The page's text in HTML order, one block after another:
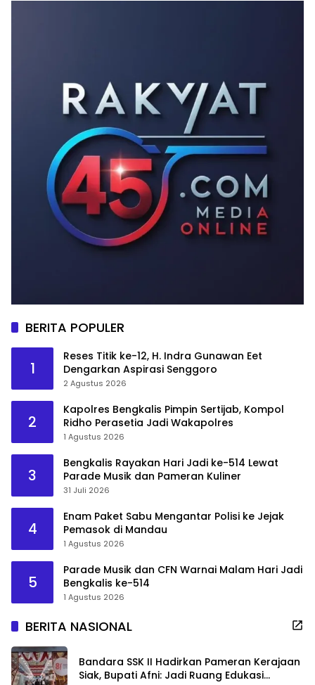
BERITA POPULER
1
Reses Titik ke-12, H. Indra Gunawan Eet
Dengarkan Aspirasi Senggoro
2 Agustus 2026
2
Kapolres Bengkalis Pimpin Sertijab, Kompol
Ridho Perasetia Jadi Wakapolres
1 Agustus 2026
3
Bengkalis Rayakan Hari Jadi ke-514 Lewat
Parade Musik dan Pameran Kuliner
31 Juli 2026
4
Enam Paket Sabu Mengantar Polisi ke Jejak
Pemasok di Mandau
1 Agustus 2026
5
Parade Musik dan CFN Warnai Malam Hari Jadi
Bengkalis ke-514
1 Agustus 2026
BERITA NASIONAL
Bandara SSK II Hadirkan Pameran Kerajaan
Siak, Bupati Afni: Jadi Ruang Edukasi